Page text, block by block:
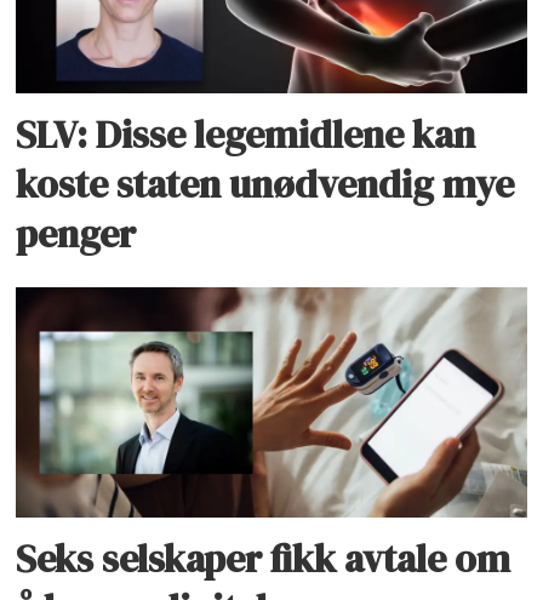
SLV: Disse legemidlene kan
koste staten unødvendig mye
penger
Seks selskaper fikk avtale om